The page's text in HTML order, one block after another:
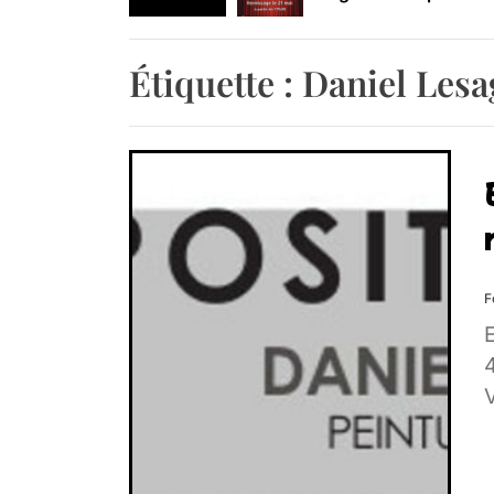
Retrouvez-nous au
Étiquette : Daniel